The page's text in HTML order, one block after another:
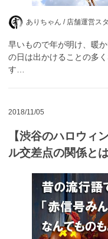
ありちゃん / 店舗運営ス
早いもので年が明け、暖
の日は出かけることの多
す…
2018/11/05
【渋谷のハロウィ
ル交差点の関係と